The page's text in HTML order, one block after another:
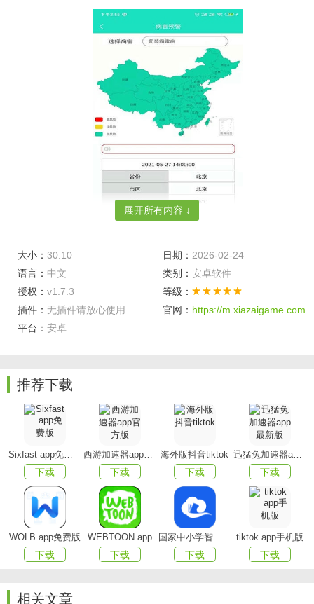
应用简介：
本应用专为农户解决葡萄病虫害问题,提供了在线检测,在
各位皮套农户们提供专业的葡萄养殖技术教学，大量专家，
线上一键即可学习知识或者为自己的葡萄进行看诊，不仅仅
有专家，还有大量农户在此处交流经验，跨越距离限制，达
软件功能
1、点击选择病害，立即就能看到该类型病害方面的知
识；
2、集合的农作物知识丰富，自由选择您感兴趣的作物即
3、随时发现农作物有异常情况，快速就能查询解决的办
展开所有内容 ↓
大小： 30.10 日期： 2026-02-24
语言： 中文 类别： 安卓软件
授权： v1.7.3
等级：
插件： 无插件请放心使用 官网： https://m.xiazaigame.com
平台： 安卓
推荐下载
Sixfast app免费版
下载
西游加速器app官方版
下载
海外版抖音tiktok
下载
迅猛兔加速器app最新版
下载
WOLB app免费版
下载
WEBTOON app
下载
国家中小学智慧教育平台app(智慧中小学)
下载
tiktok app手机版
下载
相关文章